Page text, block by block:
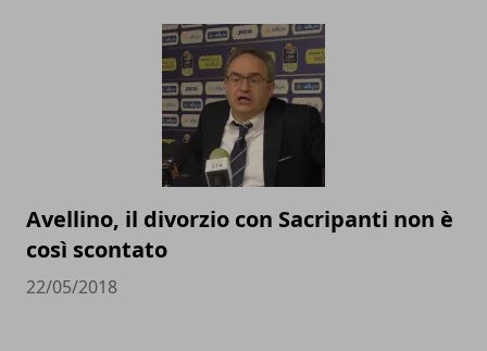
Avellino, il divorzio con Sacripanti non è
così scontato
22/05/2018